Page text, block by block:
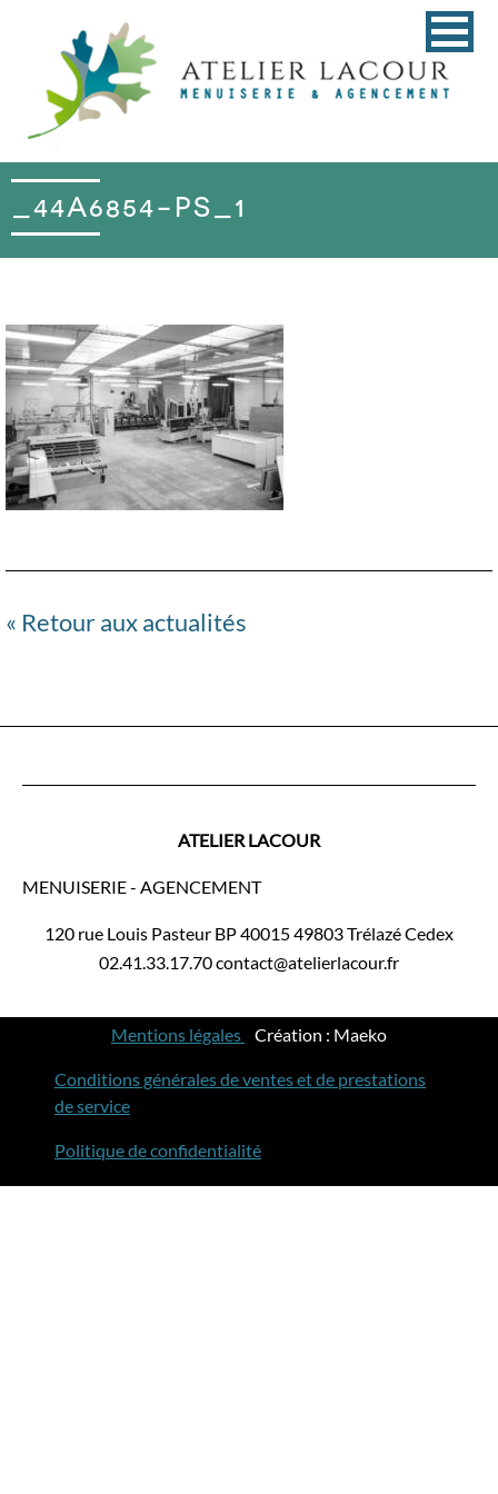
_44A6854-PS_1
« Retour aux actualités
ATELIER LACOUR
MENUISERIE - AGENCEMENT
120 rue Louis Pasteur BP 40015 49803 Trélazé Cedex
02.41.33.17.70 contact@atelierlacour.fr
Mentions légales Création : Maeko
Conditions générales de ventes et de prestations
de service
Politique de confidentialité